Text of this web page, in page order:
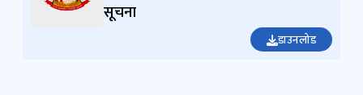
सूचना
डाउनलोड